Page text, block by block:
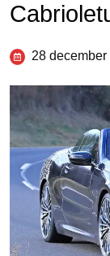
28 december